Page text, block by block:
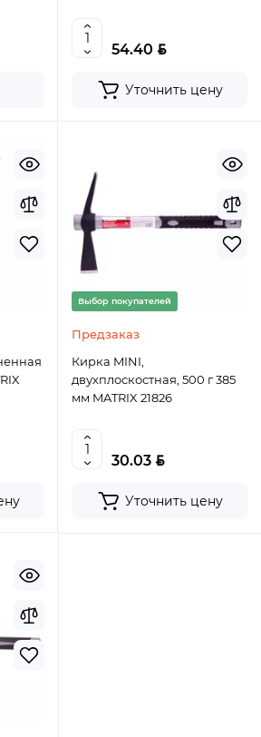
54.40 BYN
Уточнить цену
Выбор покупателей
Предзаказ
Кирка MINI,
двухплоскостная, 500 г 385
мм MATRIX 21826
30.03 BYN
Уточнить цену